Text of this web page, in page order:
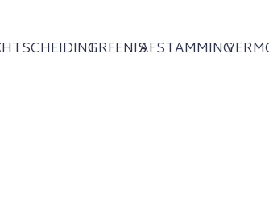
ERFENISAFSTAMMING